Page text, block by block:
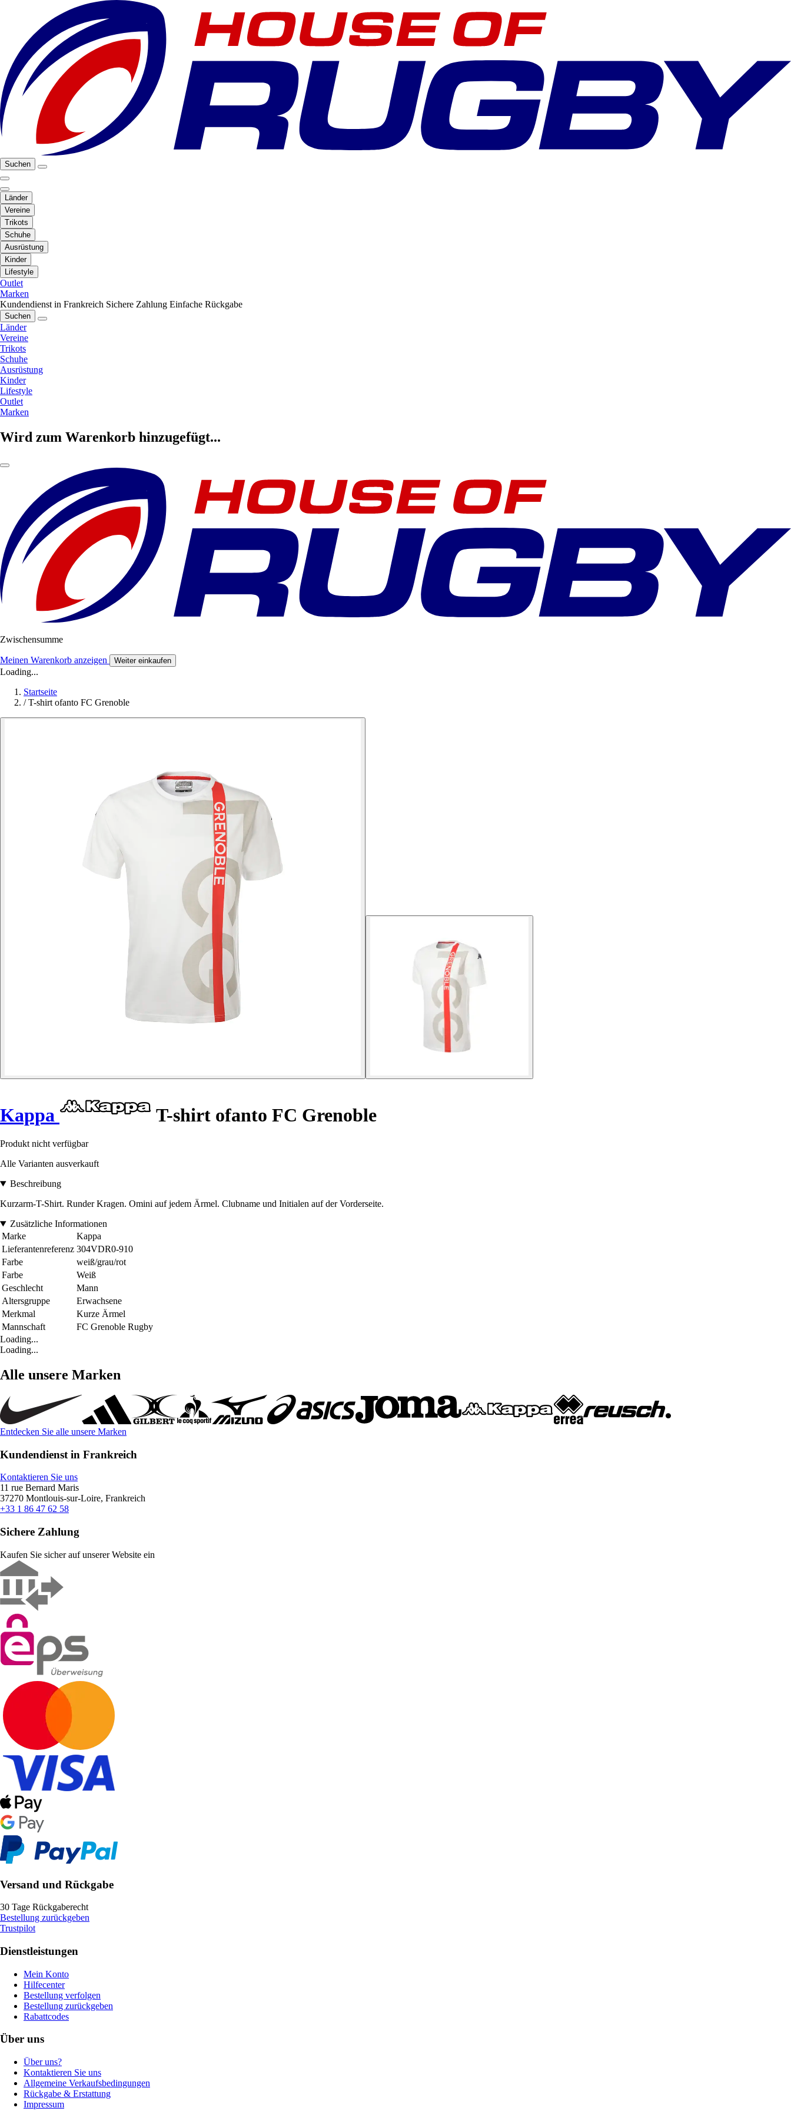
Suchen
Länder
Vereine
Trikots
Schuhe
Ausrüstung
Kinder
Lifestyle
Outlet
Marken
Kundendienst in Frankreich Sichere Zahlung Einfache Rückgabe
Suchen
Länder
Vereine
Trikots
Schuhe
Ausrüstung
Kinder
Lifestyle
Outlet
Marken
Wird zum Warenkorb hinzugefügt...
Zwischensumme
Meinen Warenkorb anzeigen Weiter einkaufen
Loading...
Startseite
/ T-shirt ofanto FC Grenoble
Kappa T-shirt ofanto FC Grenoble
Produkt nicht verfügbar
Alle Varianten ausverkauft
Beschreibung
Kurzarm-T-Shirt. Runder Kragen. Omini auf jedem Ärmel. Clubname und Initialen auf der Vorderseite.
Zusätzliche Informationen
Marke
Kappa
Lieferantenreferenz 304VDR0-910
Farbe
weiß/grau/rot
Farbe
Weiß
Geschlecht
Mann
Altersgruppe
Erwachsene
Merkmal
Kurze Ärmel
Mannschaft
FC Grenoble Rugby
Loading...
Loading...
Alle unsere Marken
Entdecken Sie alle unsere Marken
Kundendienst in Frankreich
Kontaktieren Sie uns
11 rue Bernard Maris
37270 Montlouis-sur-Loire, Frankreich
+33 1 86 47 62 58
Sichere Zahlung
Kaufen Sie sicher auf unserer Website ein
Versand und Rückgabe
30 Tage Rückgaberecht
Bestellung zurückgeben
Trustpilot
Dienstleistungen
Mein Konto
Hilfecenter
Bestellung verfolgen
Bestellung zurückgeben
Rabattcodes
Über uns
Über uns?
Kontaktieren Sie uns
Allgemeine Verkaufsbedingungen
Rückgabe & Erstattung
Impressum